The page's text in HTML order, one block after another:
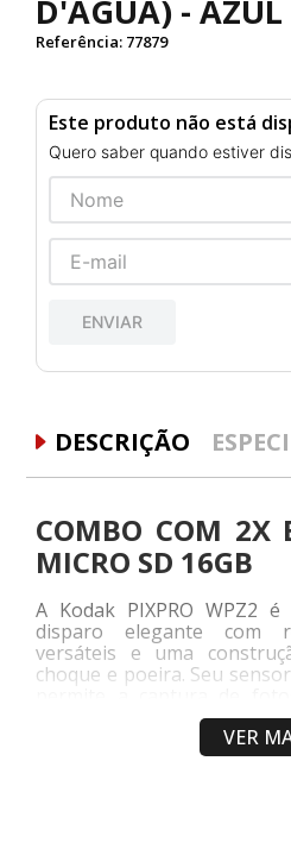
D'AGUA) - AZUL
Referência: 77879
Este produto não está
Quero saber quando estiver
ENVIAR
DESCRIÇÃO
COMBO COM 2X
MICRO SD 16GB
A Kodak PIXPRO WPZ2
disparo elegante com
versáteis e uma
choque e poeira. Seu
gravação de vídeo Full
sensibilidade de ISO
rápido também permite
VER